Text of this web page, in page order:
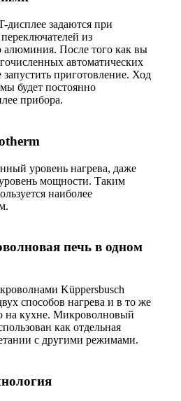
дисплее задаются при
из
алюминия. После того как вы
автоматических
приготовление. Ход
будет постоянно
прибора.
уровень нагрева, даже
мощности. Таким
наиболее
печь в одном
Küppersbusch
способов нагрева и в то же
на кухне. Микроволновый
как отдельная
с другими режимами.